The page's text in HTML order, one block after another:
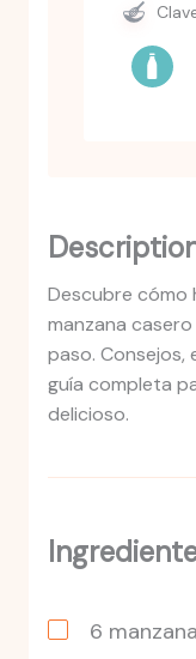
Descubre cómo
manzana
paso. Consejos,
guía completa
delicioso.
6